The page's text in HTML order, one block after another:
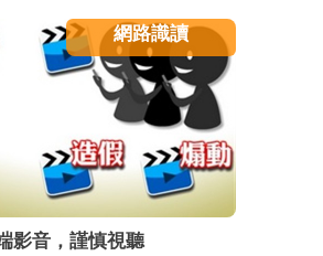
網路識讀
影音，謹慎視聽